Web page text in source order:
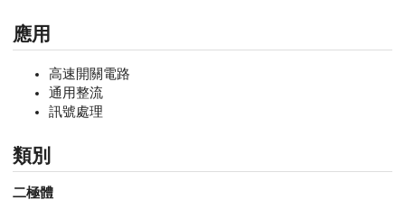
應用
高速開關電路
通用整流
訊號處理
類別
二極體